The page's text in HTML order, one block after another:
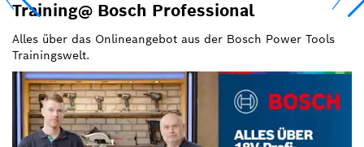
Training@ Bosch Professional
Alles über das Onlineangebot aus der Bosch Power Tools
Trainingswelt.